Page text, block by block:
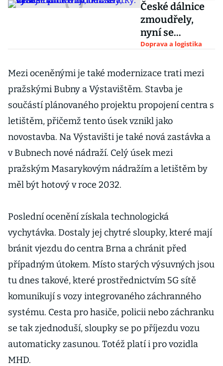
České dálnice
zmoudřely,
nyní se
přidávají
Varují řidiče
dřív, než se
Doprava a logistika
Mezi oceněnými je také modernizace trati mezi
pražskými Bubny a Výstavištěm. Stavba je
součástí plánovaného projektu propojení centra s
letištěm, přičemž tento úsek vznikl jako
novostavba. Na Výstavišti je také nová zastávka a
v Bubnech nové nádraží. Celý úsek mezi
pražským Masarykovým nádražím a letištěm by
měl být hotový v roce 2032.
Poslední ocenění získala technologická
vychytávka. Dostaly jej chytré sloupky, které mají
bránit vjezdu do centra Brna a chránit před
případným útokem. Místo starých výsuvných jsou
tu dnes takové, které prostřednictvím 5G sítě
komunikují s vozy integrovaného záchranného
systému. Cesta pro hasiče, policii nebo záchranku
se tak zjednoduší, sloupky se po příjezdu vozu
automaticky zasunou. Totéž platí i pro vozidla
MHD.